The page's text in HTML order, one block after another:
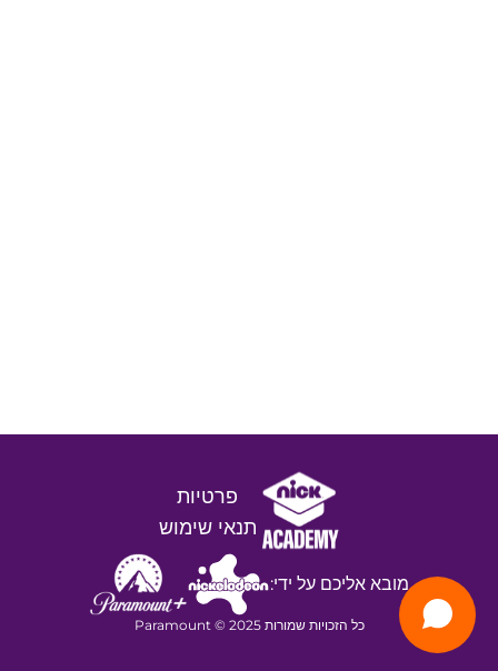
פרטיות
תנאי שימוש
מובא אליכם על ידי:
כל הזכויות שמורות 2025 © Paramount